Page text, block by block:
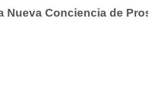
Nueva Conciencia de